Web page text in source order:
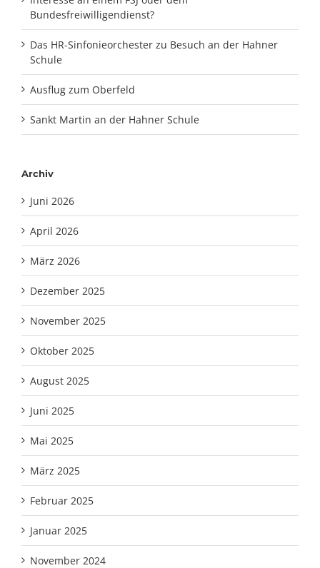
Bundesfreiwilligendienst?
Das HR-Sinfonieorchester zu Besuch an der Hahner
Schule
Ausflug zum Oberfeld
Sankt Martin an der Hahner Schule
Archiv
Juni 2026
April 2026
März 2026
Dezember 2025
November 2025
Oktober 2025
August 2025
Juni 2025
Mai 2025
März 2025
Februar 2025
Januar 2025
November 2024